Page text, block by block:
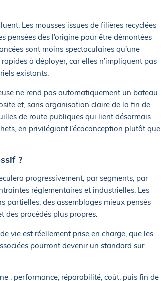
Les mousses issues de filières recyclées
pensées dès l’origine pour être démontées
sont moins spectaculaires qu’une
à déployer, car elles n’impliquent pas
existants.
ne rend pas automatiquement un bateau
et, sans organisation claire de la fin de
de route publiques qui lient désormais
en privilégiant l’écoconception plutôt que
?
progressivement, par segments, par
réglementaires et industrielles. Les
partielles, des assemblages mieux pensés
des procédés plus propres.
vie est réellement prise en charge, que les
pourront devenir un standard sur
: performance, réparabilité, coût, puis fin de